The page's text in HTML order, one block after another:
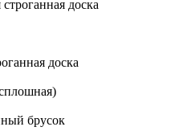
доска
доска
брусок